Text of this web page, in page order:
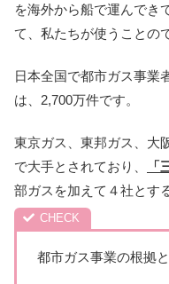
を海外から船で運んでき
て、私たちが使うことの
日本全国で都市ガス事業
は、2,700万件です。
東京ガス、東邦ガス、大
で大手とされており、
「
部ガスを加えて４社とす
都市ガス事業の根拠と